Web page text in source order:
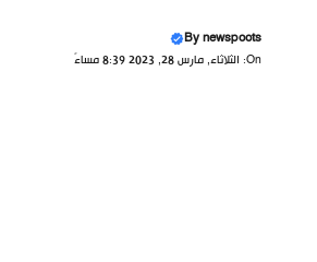
Bynewspoots
On: الثلاثاء, مارس 28, 2023 8:39 مساءً